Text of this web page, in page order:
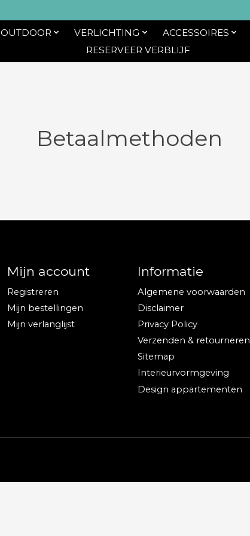
OUTDOOR VERLICHTING ACCESSOIRES
RESERVEER VERBLIJF
Betaalmethoden
Mijn account
Registreren
Mijn bestellingen
Mijn verlanglijst
Informatie
Algemene voorwaarden
Disclaimer
Privacy Policy
Verzenden & retourneren
Sitemap
Interieurvormgeving
Design appartementen